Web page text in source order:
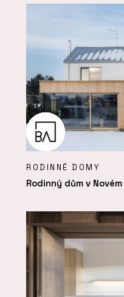
RODINNÉ DOMY
Rodinný dům v